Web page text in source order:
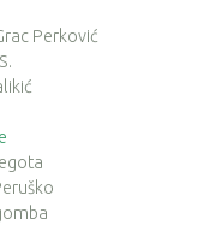
Perković